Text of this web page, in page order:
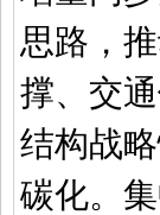
思路，
撑、交
结构战
碳化。